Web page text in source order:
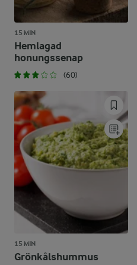
15 MIN
Hemlagad
honungssenap
(60)
15 MIN
Grönkålshummus